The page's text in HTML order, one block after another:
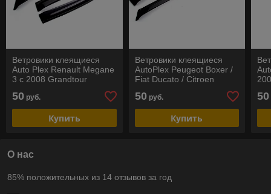
Ветровики клеящиеся
Auto Plex Renault Megane
3 с 2008 Grandtour
50 руб.
Купить
Ветровики клеящиеся
AutoPlex Peugeot Boxer /
Fiat Ducato / Citroen
50 руб.
Купить
50
О нас
85% положительных из 14 отзывов за год